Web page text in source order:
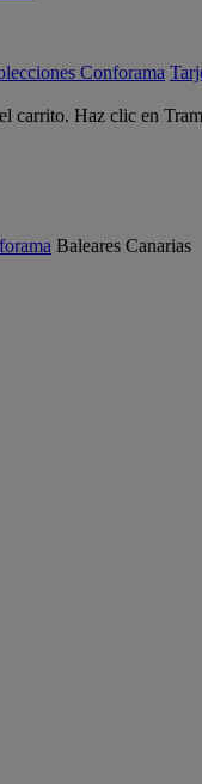
Conforama
carrito. Haz clic en
Baleares Canarias